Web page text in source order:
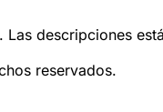
descripciones
reservados.